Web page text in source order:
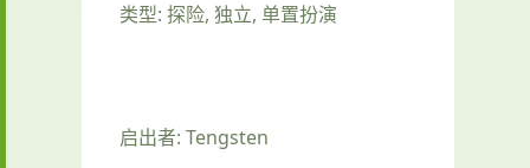
类型: 探险, 独立, 单置扮演
启出者: Tengsten